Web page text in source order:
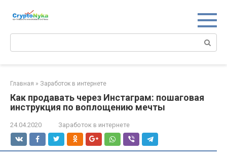
Главная » Заработок в интернете
Как продавать через Инстаграм: пошаговая
инструкция по воплощению мечты
24.04.2020 Заработок в интернете